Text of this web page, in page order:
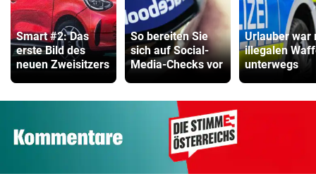
Smart #2: Das
erste Bild des
neuen Zweisitzers
So bereiten Sie
sich auf Social-
Media-Checks vor
Urlauber war
illegalen
unterwegs